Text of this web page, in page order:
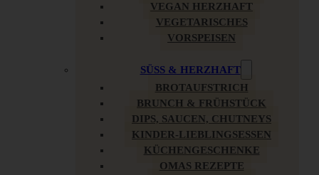
VEGAN HERZHAFT
VEGETARISCHES
VORSPEISEN
SÜSS & HERZHAFT
BROTAUFSTRICH
BRUNCH & FRÜHSTÜCK
DIPS, SAUCEN, CHUTNEYS
KINDER-LIEBLINGSESSEN
KÜCHENGESCHENKE
OMAS REZEPTE